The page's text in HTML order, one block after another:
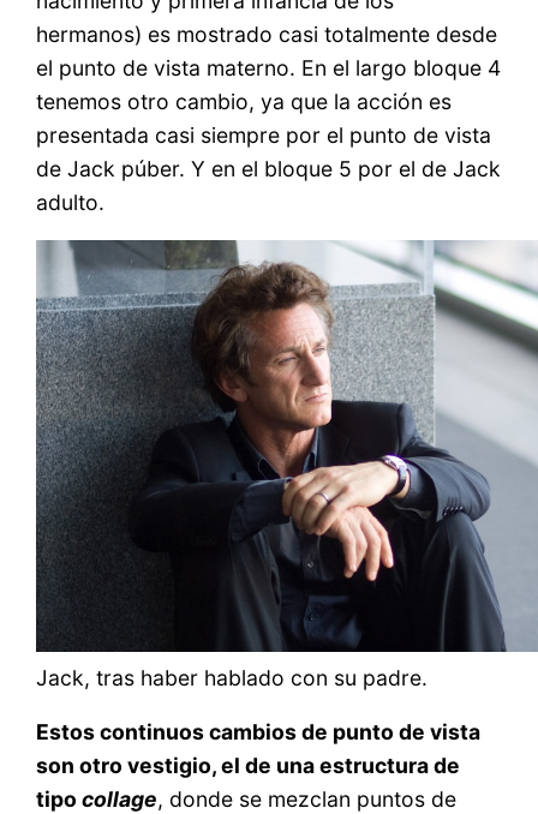
hermanos) es mostrado casi totalmente desde
el punto de vista materno. En el largo bloque 4
tenemos otro cambio, ya que la acción es
presentada casi siempre por el punto de vista
de Jack púber. Y en el bloque 5 por el de Jack
adulto.
Jack, tras haber hablado con su padre.
Estos continuos cambios de punto de vista
son otro vestigio, el de una estructura de
tipocollage, donde se mezclan puntos de